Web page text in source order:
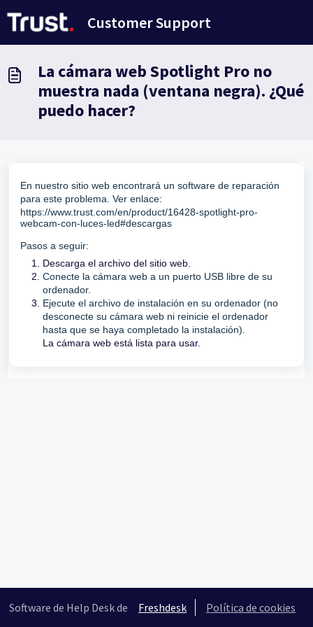
Customer Support
La cámara web Spotlight Pro no
muestra nada (ventana negra). ¿Qué
puedo hacer?
En nuestro sitio web encontrará un software de reparación
para este problema. Ver enlace:
https://www.trust.com/en/product/16428-spotlight-pro-
webcam-con-luces-led#descargas
Pasos a seguir:
Descarga el archivo del sitio web.
Conecte la cámara web a un puerto USB libre de su
ordenador.
Ejecute el archivo de instalación en su ordenador (no
desconecte su cámara web ni reinicie el ordenador
hasta que se haya completado la instalación).
La cámara web está lista para usar.
Software de Help Desk de Freshdesk Política de cookies